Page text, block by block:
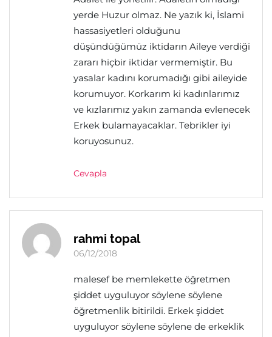
yerde Huzur olmaz. Ne yazık ki, İslami
hassasiyetleri olduğunu
düşündüğümüz iktidarın Aileye verdiği
zararı hiçbir iktidar vermemiştir. Bu
yasalar kadını korumadığı gibi aileyide
korumuyor. Korkarım ki kadınlarımız
ve kızlarımız yakın zamanda evlenecek
Erkek bulamayacaklar. Tebrikler iyi
koruyosunuz.
Cevapla
rahmi topal
06/12/2018
malesef be memlekette öğretmen
şiddet uyguluyor söylene söylene
öğretmenlik bitirildi. Erkek şiddet
uyguluyor söylene söylene de erkeklik